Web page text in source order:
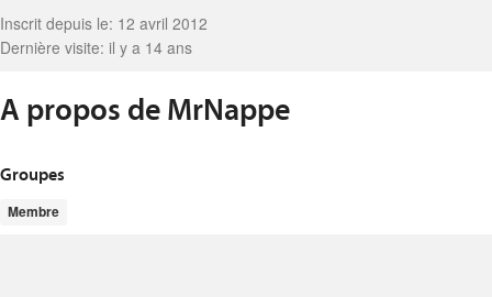
Inscrit depuis le: 12 avril 2012
Dernière visite: il y a 14 ans
A propos de MrNappe
Groupes
Membre